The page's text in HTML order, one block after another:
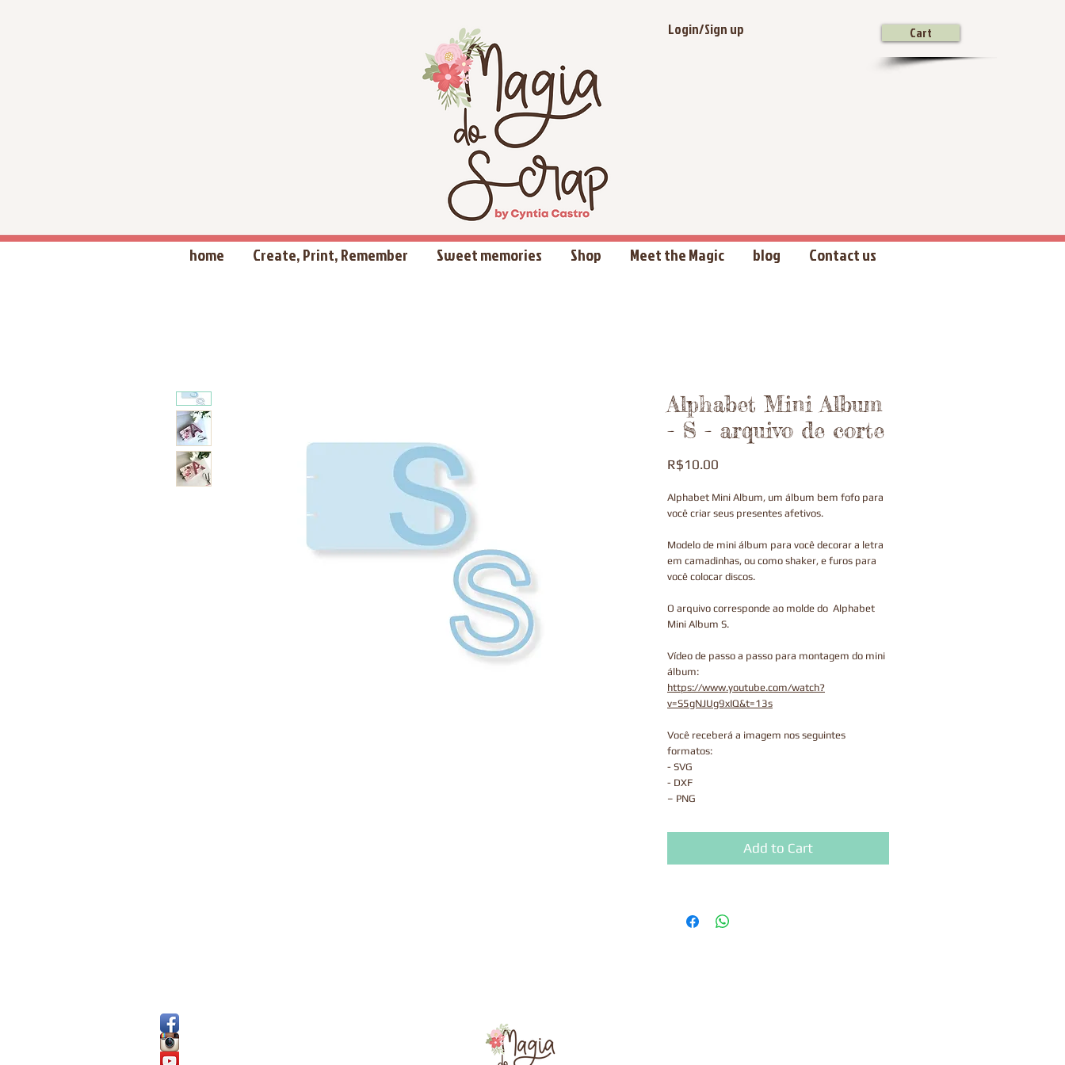
home Create, Print, Remember Sweet memories Shop Meet the Magic blog Contact us
Login/Sign up Cart
Alphabet Mini Album
- S - arquivo de corte
R$10.00
Alphabet Mini Album, um álbum bem fofo para
você criar seus presentes afetivos.
Modelo de mini álbum para você decorar a letra
em camadinhas, ou como shaker, e furos para
você colocar discos.
O arquivo corresponde ao molde do Alphabet
Mini Album S.
Vídeo de passo a passo para montagem do mini
álbum:
https://www.youtube.com/watch?
v=S5gNJUg9xIQ&t=13s
Você receberá a imagem nos seguintes
formatos:
- SVG
- DXF
– PNG
Após finalizado o processo da compra, o arquivo
estará disponível para fazer o download na
Add to Cart